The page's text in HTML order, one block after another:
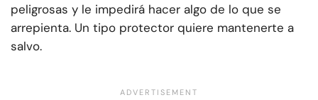
peligrosas y le impedirá hacer algo de lo que se
arrepienta. Un tipo protector quiere mantenerte a
salvo.